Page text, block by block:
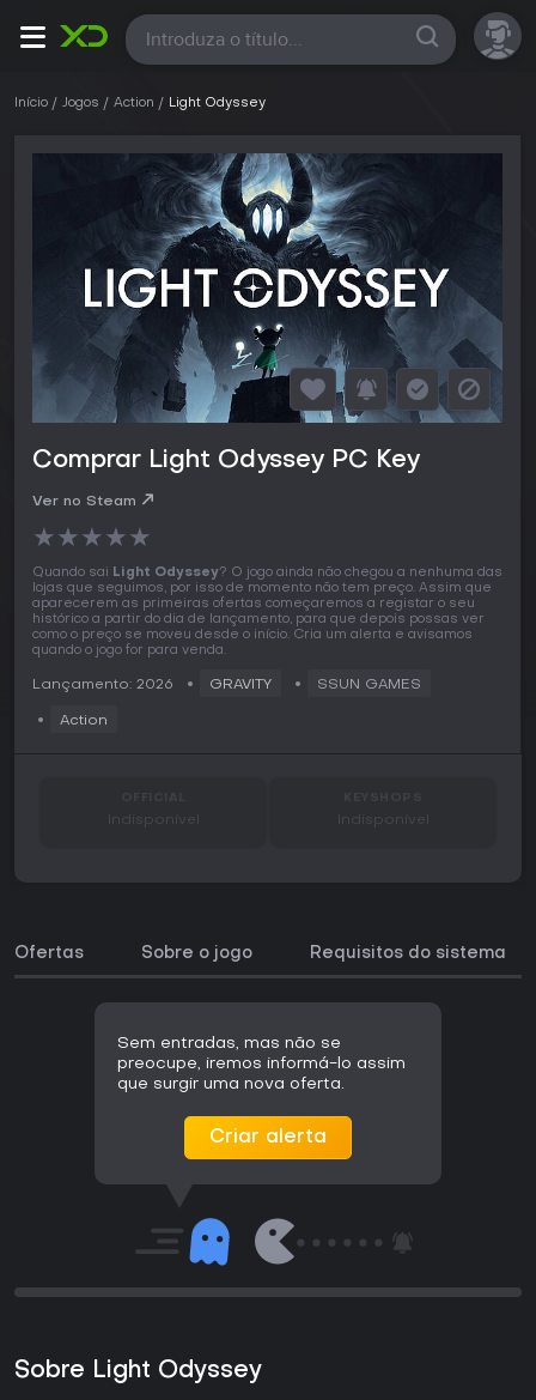
Todas
Início Jogos Action Light Odyssey
Comprar Light Odyssey PC Key
Ver no Steam
★★★★★
Quando sai Light Odyssey? O jogo ainda não chegou a nenhuma das
lojas que seguimos, por isso de momento não tem preço. Assim que
aparecerem as primeiras ofertas começaremos a registar o seu
histórico a partir do dia de lançamento, para que depois possas ver
como o preço se moveu desde o início. Cria um alerta e avisamos
quando o jogo for para venda.
Lançamento: 2026 GRAVITY SSUN GAMES
Action
Indisponível Indisponível
Ofertas Sobre o jogo Requisitos do sistema
Sem entradas, mas não se
preocupe, iremos informá-lo assim
que surgir uma nova oferta.
Criar alerta
Sobre Light Odyssey